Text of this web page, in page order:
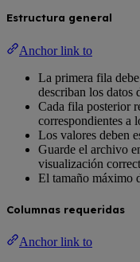
Estructura general
Anchor link to
La primera fila
describan los datos
Cada fila posterior
correspondientes a
Los valores deben
Guarde el archivo
visualización
El tamaño máximo
Columnas requeridas
Anchor link to